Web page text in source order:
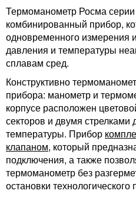
Термоманометр Росма
комбинированный прибор,
одновременного измерения
давления и температуры
сплавам сред.
Конструктивно
прибора: манометр и
корпусе расположен
секторов и двумя стрелками
температуры. Прибор
клапаном, который
подключения, а также
термоманометр без
остановки технологического